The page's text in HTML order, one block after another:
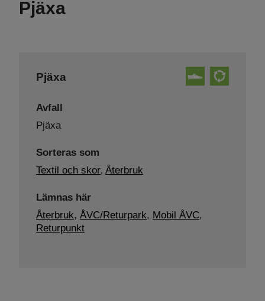
Pjäxa
Pjäxa
Avfall
Pjäxa
Sorteras som
Textil och skor, Återbruk
Lämnas här
Återbruk, ÅVC/Returpark, Mobil ÅVC,
Returpunkt